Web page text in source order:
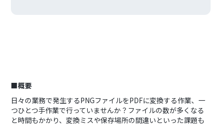
■概要
日々の業務で発生するPNGファイルをPDFに変換する作業、一
つひとつ手作業で行っていませんか？ファイルの数が多くなる
と時間もかかり、変換ミスや保存場所の間違いといった課題も